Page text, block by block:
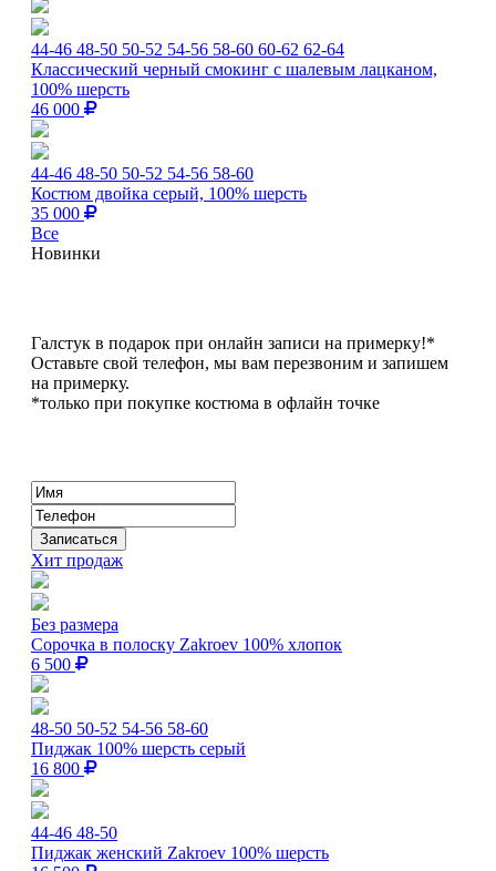
44-46 48-50 50-52 54-56 58-60 60-62 62-64
Классический черный смокинг с шалевым лацканом,
100% шерсть
46 000
44-46 48-50 50-52 54-56 58-60
Костюм двойка серый, 100% шерсть
35 000
Все
Новинки
Галстук в подарок при онлайн записи на примерку!*
Оставьте свой телефон, мы вам перезвоним и запишем
на примерку.
*только при покупке костюма в офлайн точке
Хит продаж
Без размера
Сорочка в полоску Zakroev 100% хлопок
6 500
48-50 50-52 54-56 58-60
Пиджак 100% шерсть серый
16 800
44-46 48-50
Пиджак женский Zakroev 100% шерсть